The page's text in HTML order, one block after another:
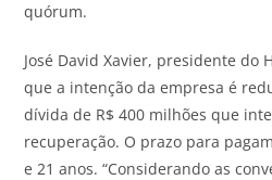
quórum.
José David Xavier, presidente do
que a intenção da empresa é
dívida de R$ 400 milhões que
recuperação. O prazo para
e 21 anos. “Considerando as